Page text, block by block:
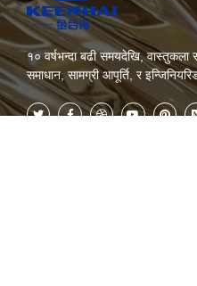
१० वर्षभन्दा बढी समयदेखि,
समाधान, सामग्री आपूर्ति, र